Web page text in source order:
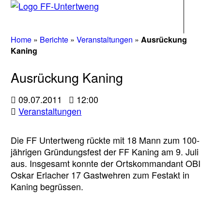
Home » Berichte »Veranstaltungen »Ausrückung
Kaning
Ausrückung Kaning
09.07.2011
12:00
Veranstaltungen
Die FF Untertweng rückte mit 18 Mann zum 100-
jährigen Gründungsfest der FF Kaning am 9. Juli
aus. Insgesamt konnte der Ortskommandant OBI
Oskar Erlacher 17 Gastwehren zum Festakt in
Kaning begrüssen.